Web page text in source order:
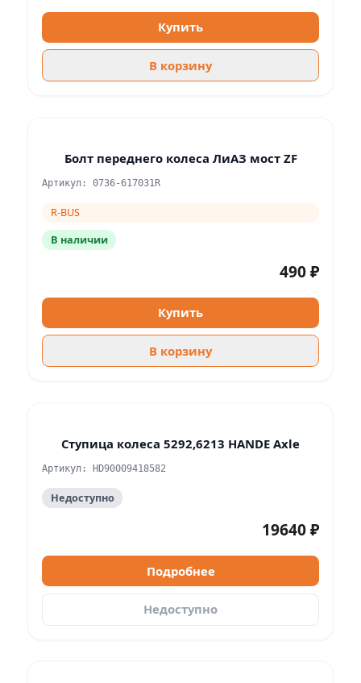
Купить
В корзину
Болт переднего колеса ЛиАЗ мост ZF
Артикул: 0736-617031R
R-BUS
В наличии
490 ₽
Купить
В корзину
Ступица колеса 5292,6213 HANDE Axle
Артикул: HD90009418582
Недоступно
19640 ₽
Подробнее
Недоступно